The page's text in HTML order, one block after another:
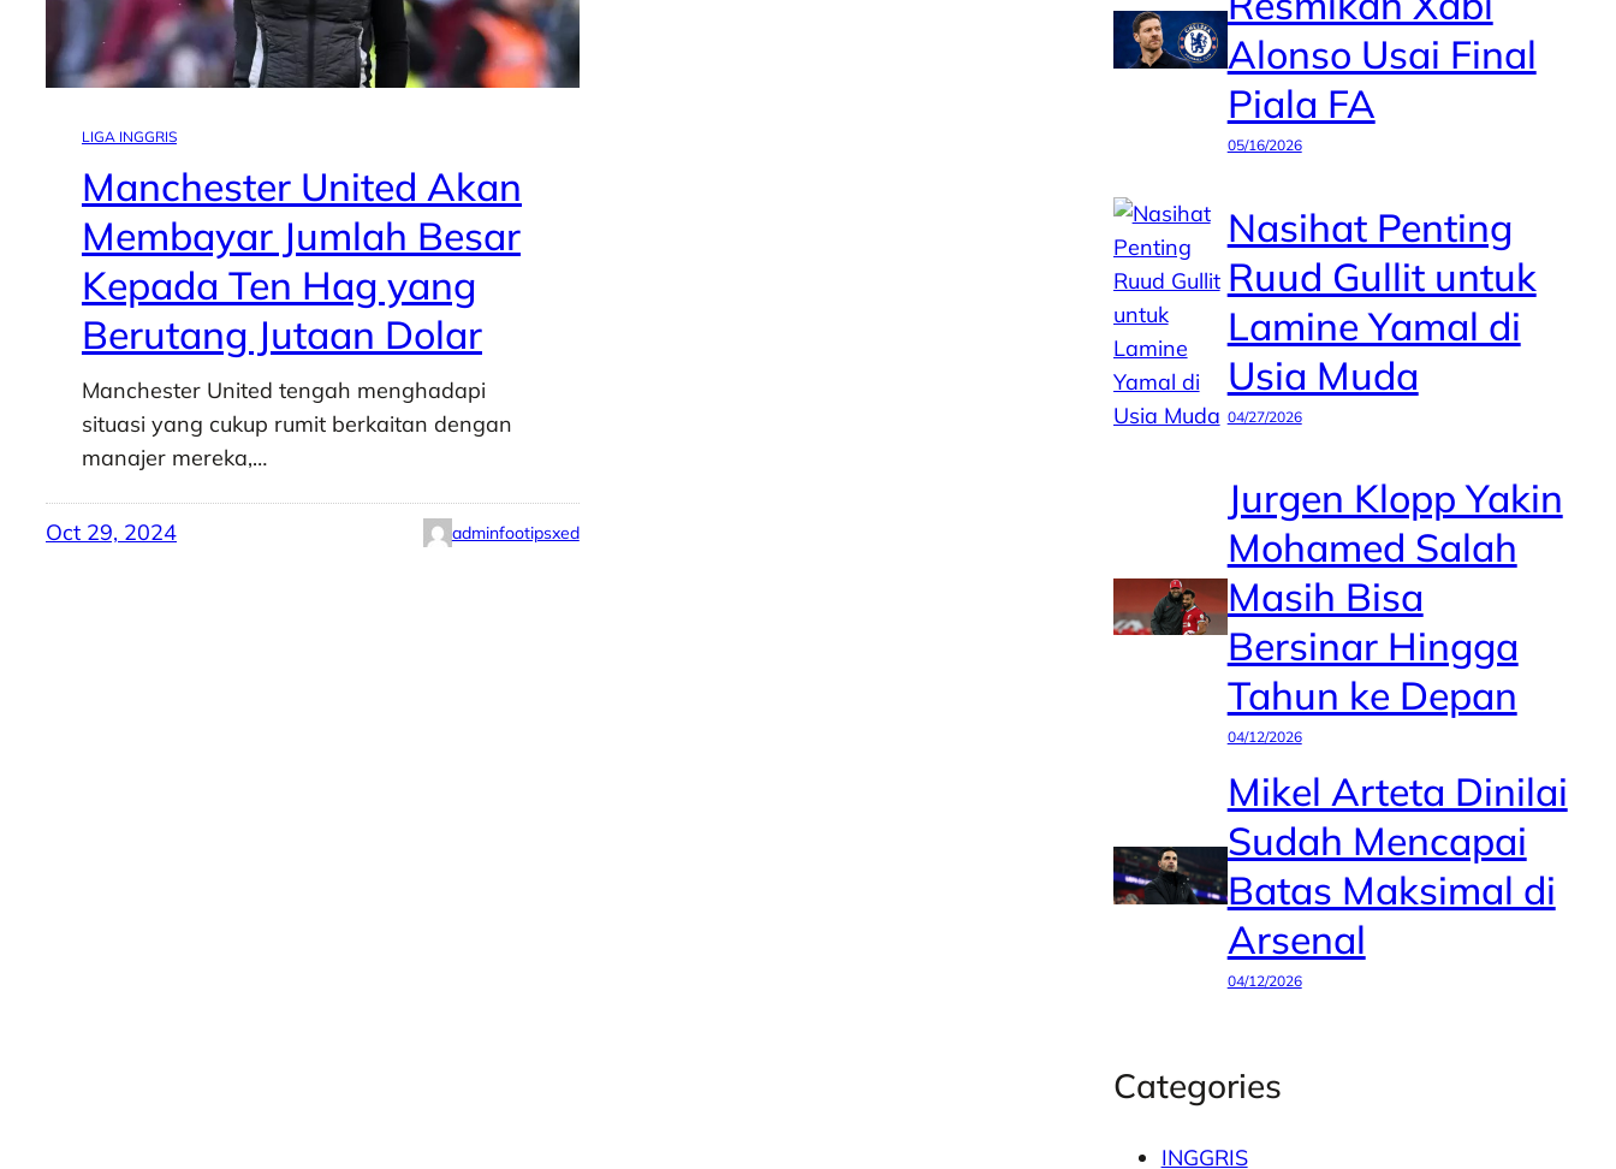
LIGA INGGRIS
Manchester United Akan
Membayar Jumlah Besar
Kepada Ten Hag yang
Berutang Jutaan Dolar
Manchester United tengah menghadapi
situasi yang cukup rumit berkaitan dengan
manajer mereka,…
Oct 29, 2024 adminfootipsxed
Alonso Usai Final
Piala FA
05/16/2026
Nasihat Penting
Ruud Gullit untuk
Lamine Yamal di
Usia Muda
04/27/2026
Jurgen Klopp Yakin
Mohamed Salah
Masih Bisa
Bersinar Hingga
Tahun ke Depan
04/12/2026
Mikel Arteta Dinilai
Sudah Mencapai
Batas Maksimal di
Arsenal
04/12/2026
Categories
INGGRIS